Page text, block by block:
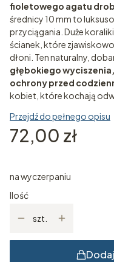
fioletowego agatu
średnicy 10 mm to
przyciągania. Duże
ścianek, które
dłoni. Ten naturalny,
głębokiego
ochrony przed
kobiet, które kochają
Przejdź do pełnego opisu
Cena
72,00 zł
na wyczerpaniu
Ilość
szt.